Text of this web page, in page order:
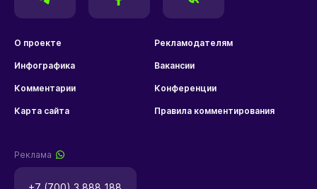
О проекте Рекламодателям
Инфографика Вакансии
Комментарии Конференции
Карта сайта Правила комментирования
Реклама